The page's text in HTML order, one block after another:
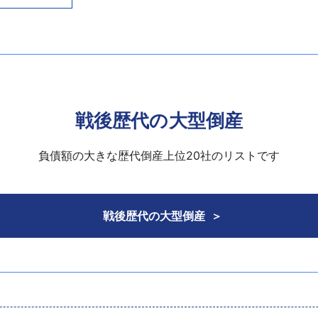
関に支援を要請し、借入金の元本棚上げを行う一方、債権
より解散していた。戦後歴代の大型倒産
負債額の大きな歴代倒産上位20社のリストです
戦後歴代の大型倒産